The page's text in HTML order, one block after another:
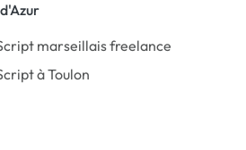
marseillais freelance
à Toulon